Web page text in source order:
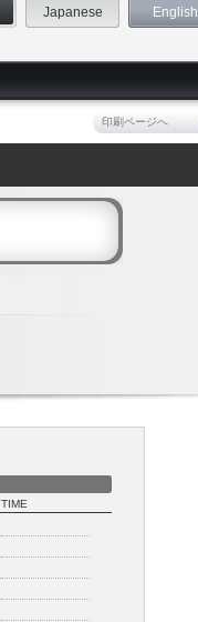
Japanese English
印刷ページへ
TIME